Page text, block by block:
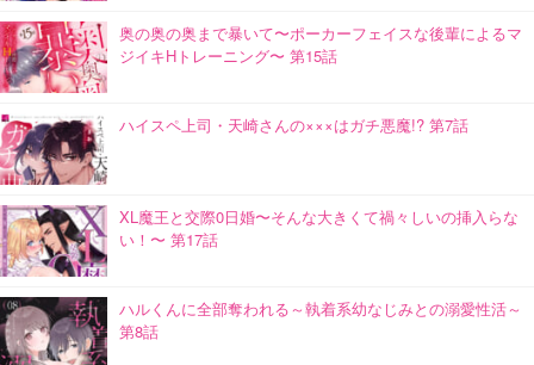
奥の奥の奥まで暴いて〜ポーカーフェイスな後輩によるマ
ジイキHトレーニング〜 第15話
ハイスペ上司・天崎さんの×××はガチ悪魔!? 第7話
XL魔王と交際0日婚〜そんな大きくて禍々しいの挿入らな
い！〜 第17話
ハルくんに全部奪われる～執着系幼なじみとの溺愛性活～
第8話